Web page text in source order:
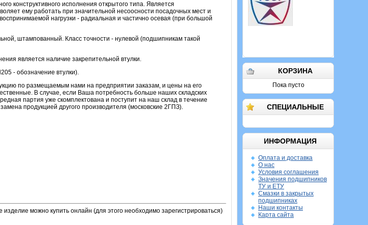
КОРЗИНА
Пока пусто
СПЕЦИАЛЬНЫЕ
ИНФОРМАЦИЯ
Оплата и доставка
О нас
Условия соглашения
Значения подшипников
ТУ и ЕТУ
Смазки в закрытых
подшипниках
Наши контакты
Карта сайта
конструктивного исполнения открытого типа. Является
ему работать при значительной несоосности посадочных мест и
нагрузки - радиальная и частично осевая (при большой
штампованный. Класс точности - нулевой (подшипникам такой
является наличие закрепительной втулки.
- обозначение втулки).
по размещаемым нами на предприятии заказам, и цены на его
В случае, если Ваша потребность больше наших складских
партия уже скомплектована и поступит на наш склад в течение
продукцией другого производителя (московские 2ГПЗ).
можно купить онлайн (для этого необходимо зарегистрироваться)